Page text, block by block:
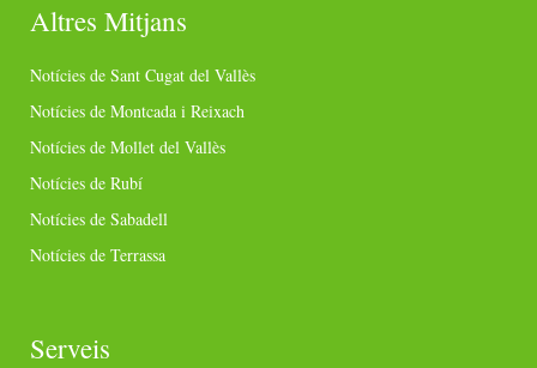
Altres Mitjans
Notícies de Sant Cugat del Vallès
Notícies de Montcada i Reixach
Notícies de Mollet del Vallès
Notícies de Rubí
Notícies de Sabadell
Notícies de Terrassa
Serveis